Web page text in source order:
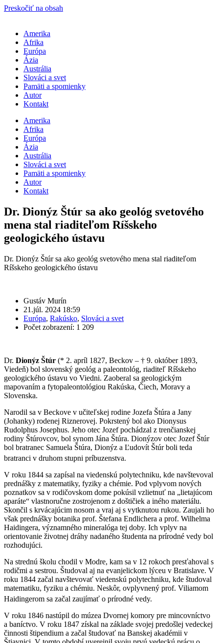
Preskočiť na obsah
Amerika
Afrika
Európa
Ázia
Austrália
Slováci a svet
Pamäti a spomienky
Autor
Kontakt
Amerika
Afrika
Európa
Ázia
Austrália
Slováci a svet
Pamäti a spomienky
Autor
Kontakt
Dr. Dionýz Štúr sa ako geológ svetového
mena stal riaditeľom Ríšskeho
geologického ústavu
Dr. Dionýz Štúr sa ako geológ svetového mena stal riaditeľom
Ríšskeho geologického ústavu
Gustáv Murín
21.júl. 2024 18:59
Európa, Rakúsko, Slováci a svet
Počet zobrazení: 1 209
Dr. Dionýz Štúr (* 2. apríl 1827, Beckov – † 9. október 1893,
Viedeň) bol slovenský geológ a paleontológ, riaditeľ Ríšskeho
geologického ústavu vo Viedni. Zaoberal sa geologickým
mapovaním a fytopaleontológiou Rakúska, Čiech, Moravy a
Slovenska.
Narodil sa v Beckove v učiteľskej rodine Jozefa Štúra a Jany
(Johanky) rodenej Riznerovej. Pokrstený bol ako Dionysus
Rudolphus Josephus. Jeho otec Jozef pochádzal z trenčianskej
rodiny Štúrovcov, bol synom Jána Štúra. Dionýzov otec Jozef Štúr
bol bratranec Samuela Štúra, Dionýz a Ľudovít Štúr boli teda
bratranci v druhom stupni príbuzenstva.
V roku 1844 sa zapísal na viedenskú polytechniku, kde navštevoval
prednášky z matematiky, fyziky a chémie. Pod vplyvom nových
poznatkov sa v rodičovskom dome pokúsil vzlietnuť na „lietajúcom
aparáte“ vlastnoručne zostrojenom z doštičiek a iného materiálu.
Skončil s krvácajúcim nosom a vraj aj s vytknutou rukou. Zaujali ho
však prednášky botanika prof. Štefana Endlichera a prof. Wilhelma
Haidingera, významného mineralóga tej doby. Ich vplyv na
orientovanie životnej dráhy nadaného študenta na prírodné vedy bol
rozhodujúci.
Na strednú školu chodil v Modre, kam sa v 12 rokoch presťahoval s
rodičmi a sestrou. Študoval aj na evanjelickom lýceu v Bratislave. V
roku 1844 začal navštevovať viedenskú polytechniku, kde študoval
matematiku, fyziku a chémiu. Neskôr, ovplyvnený prof. Viliamom
Haidingerom sa začal zaujímať o prírodné vedy.
V roku 1846 nastúpil do múzea Dvornej komory pre mincovníctvo
a baníctvo. V roku 1847 získal na základe svojej predošlej vedeckej
činnosti štipendium a začal študovať na Banskej akadémii v